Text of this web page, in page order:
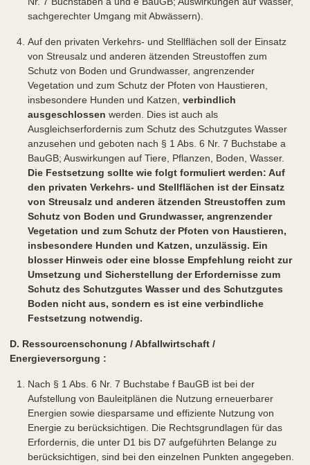
sachgerechter Umgang mit Abwässern).
Auf den privaten Verkehrs- und Stellflächen soll der Einsatz
von Streusalz und anderen ätzenden Streustoffen zum
Schutz von Boden und Grundwasser, angrenzender
Vegetation und zum Schutz der Pfoten von Haustieren,
insbesondere Hunden und Katzen, verbindlich
ausgeschlossen werden. Dies ist auch als
Ausgleichserfordernis zum Schutz des Schutzgutes Wasser
anzusehen und geboten nach § 1 Abs. 6 Nr. 7 Buchstabe a
BauGB; Auswirkungen auf Tiere, Pflanzen, Boden, Wasser.
Die Festsetzung sollte wie folgt formuliert werden: Auf
den privaten Verkehrs- und Stellflächen ist der Einsatz
von Streusalz und anderen ätzenden Streustoffen zum
Schutz von Boden und Grundwasser, angrenzender
Vegetation und zum Schutz der Pfoten von Haustieren,
insbesondere Hunden und Katzen, unzulässig. Ein
blosser Hinweis oder eine blosse Empfehlung reicht zur
Umsetzung und Sicherstellung der Erfordernisse zum
Schutz des Schutzgutes Wasser und des Schutzgutes
Boden nicht aus, sondern es ist eine verbindliche
Festsetzung notwendig.
D. Ressourcenschonung / Abfallwirtschaft /
Energieversorgung :
Nach § 1 Abs. 6 Nr. 7 Buchstabe f BauGB ist bei der
Aufstellung von Bauleitplänen die Nutzung erneuerbarer
Energien sowie diesparsame und effiziente Nutzung von
Energie zu berücksichtigen. Die Rechtsgrundlagen für das
Erfordernis, die unter D1 bis D7 aufgeführten Belange zu
berücksichtigen, sind bei den einzelnen Punkten angegeben.